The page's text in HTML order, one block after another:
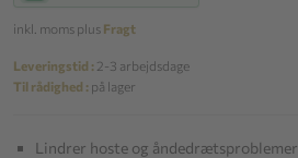
inkl. moms plus Fragt
Leveringstid : 2-3 arbejdsdage
Til rådighed : på lager
Lindrer hoste og åndedrætsproblemer